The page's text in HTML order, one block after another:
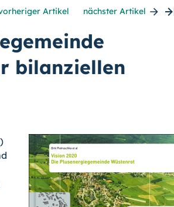
Artikel nächster Artikel
bilanziellen
)